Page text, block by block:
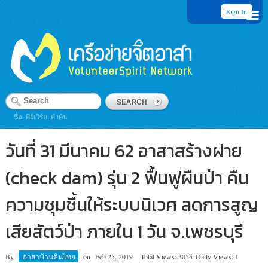
Sign In
ชื่อ, คีย์เวิร์ด, คำค้น
วันที่ 31 มีนาคม 62 อาสาสร้างฝาย
(check dam) รุ่น 2 ฟื้นฟูผืนป่า คืน
ความชุมชื้นให้ระบบนิเวศ ลดการสูญ
เสียสัตว์ป่า ภายใน 1 วัน จ.เพชรบุรี
By อาสาบ้านดินไทย on Feb 25, 2019 Total Views: 3055 Daily Views: 1